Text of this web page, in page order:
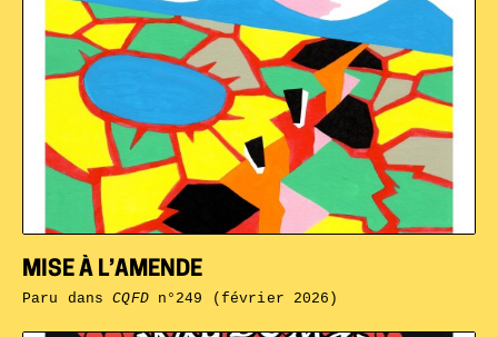
MISE À L’AMENDE
Paru dansCQFDn°249 (février 2026)